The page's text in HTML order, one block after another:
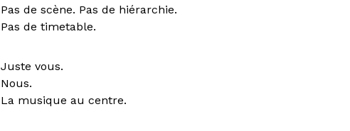
Pas de scène. Pas de hiérarchie.
Pas de timetable.
Juste vous.
Nous.
La musique au centre.